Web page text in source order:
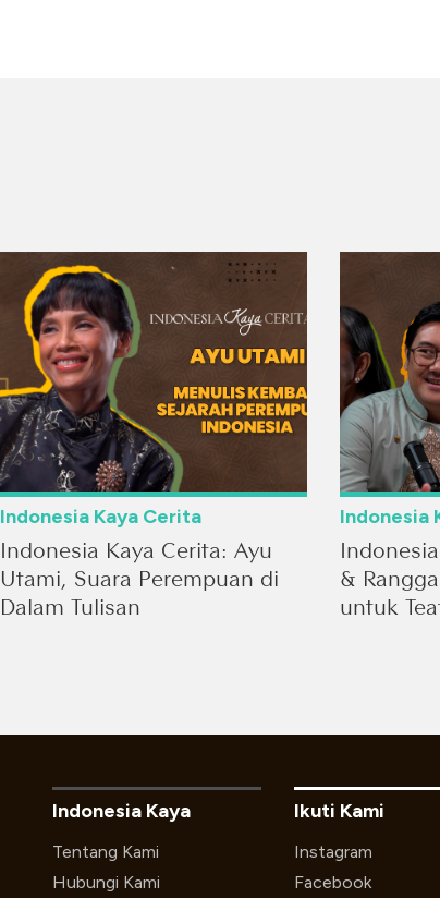
Indonesia Kaya Cerita
Indonesia Kaya Cerita: Ayu
Utami, Suara Perempuan di
Dalam Tulisan
Indonesia
&
untuk
Indonesia Kaya
Tentang Kami
Hubungi Kami
Ikuti Kami
Instagram
Facebook